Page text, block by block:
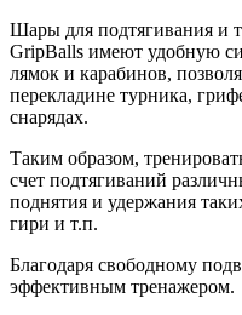
Шары для подтягивания и
GripBalls имеют удобную
лямок и карабинов,
перекладине турника,
снарядах.
Таким образом,
счет подтягиваний
поднятия и удержания
гири и т.п.
Благодаря свободному
эффективным тренажером.